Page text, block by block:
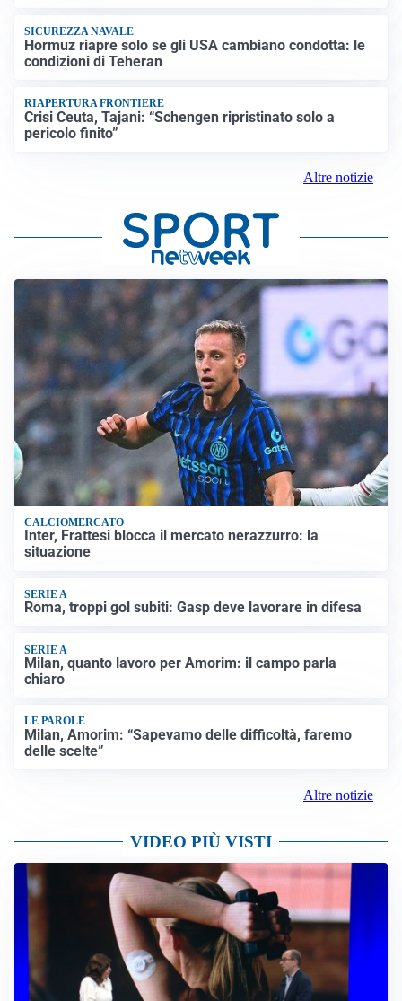
SICUREZZA NAVALE
Hormuz riapre solo se gli USA cambiano condotta: le
condizioni di Teheran
RIAPERTURA FRONTIERE
Crisi Ceuta, Tajani: “Schengen ripristinato solo a
pericolo finito”
Altre notizie
CALCIOMERCATO
Inter, Frattesi blocca il mercato nerazzurro: la
situazione
SERIE A
Roma, troppi gol subiti: Gasp deve lavorare in difesa
SERIE A
Milan, quanto lavoro per Amorim: il campo parla
chiaro
LE PAROLE
Milan, Amorim: “Sapevamo delle difficoltà, faremo
delle scelte”
Altre notizie
VIDEO PIÙ VISTI